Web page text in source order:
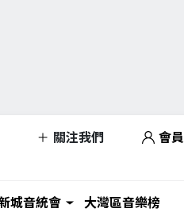
關注我們 會員
城音統會 大灣區音樂榜